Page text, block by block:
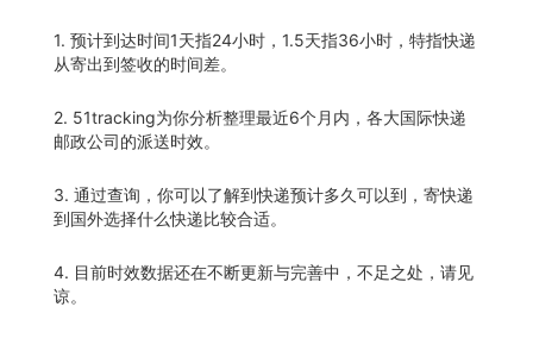
1. 预计到达时间1天指24小时，1.5天指36小时，特指快递
从寄出到签收的时间差。
2. 51tracking为你分析整理最近6个月内，各大国际快递
邮政公司的派送时效。
3. 通过查询，你可以了解到快递预计多久可以到，寄快递
到国外选择什么快递比较合适。
4. 目前时效数据还在不断更新与完善中，不足之处，请见
谅。